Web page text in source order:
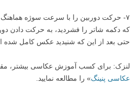
۷- حرکت دوربین را با سرعت سوژه
که دکمه شاتر را فشردید، به حرکت دادن
حتی بعد از این که شنیدید عکس کامل شده
لنزک: برای کسب آموزش عکاسی بیشتر،
عکاسی پنینگ» را مطالعه نمایید.